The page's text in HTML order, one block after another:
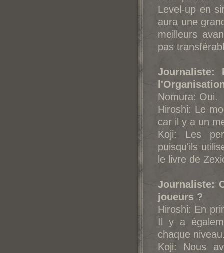
Level-up en
aura une
meilleurs
pas
Journaliste:
Nomura: Oui.
Hiroshi: Le
car il y a un
Koji: Les
puisqu'ils
le livre de
Journaliste:
joueurs ?
Hiroshi: En
Il y a
chaque
Koji: Nous